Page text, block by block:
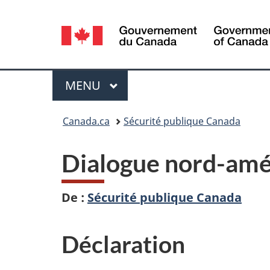
Sélection
de
la
langue
Menu
MENU PRINCIPAL
Canada.ca Sécurité publique Canada
Dialogue nord-
De : Sécurité publique Canada
Déclaration